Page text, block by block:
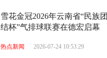
雪花金冠2026年云南省“民族团
结杯”气排球联赛在德宏启幕
热点新闻 2026-07-24 10:53:29